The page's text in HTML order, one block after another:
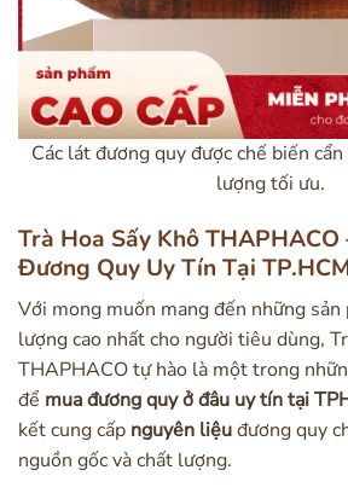
Các lát đương quy được chế biến
lượng tối ưu.
Trà Hoa Sấy Khô
Đương Quy Uy Tín Tại
Với mong muốn mang đến những
lượng cao nhất cho người tiêu dùng,
THAPHACO tự hào là một trong
để mua đương quy ở đâu uy tín tại
kết cung cấp nguyên liệuđương quy
nguồn gốc và chất lượng.